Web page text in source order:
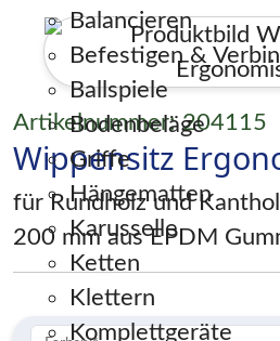
Balancieren
Befestigen &
Ballspiele
Bodenbeläge
Griffe
Hängematten
Karusselle
Ketten
Klettern
Komplettgeräte
Artikelnummer: 204115
Wippensitz
für Rundholz und
200 mm aus EPDM